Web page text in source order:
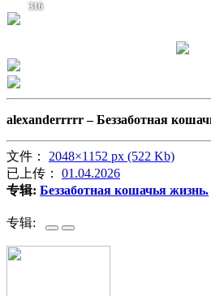
316
alexanderrrrr –Беззаботная
文件： 2048×1152 px (522 Kb)
已上传： 01.04.2026
专辑: Беззаботная кошачья жизнь.
专辑: